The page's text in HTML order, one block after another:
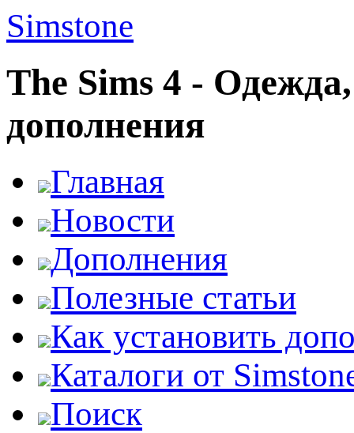
Simstone
The Sims 4 -
дополнения
Главная
Новости
Дополнения
Полезные статьи
Как установить
Каталоги от
Поиск